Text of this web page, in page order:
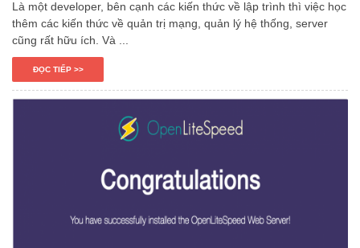
Là một developer, bên cạnh các kiến thức về lập trình thì việc học
thêm các kiến thức về quản trị mạng, quản lý hệ thống, server
cũng rất hữu ích. Và ...
ĐỌC TIẾP >>